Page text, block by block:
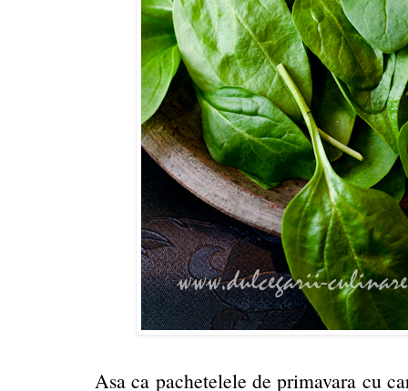
Asa ca pachetelele de primavara cu